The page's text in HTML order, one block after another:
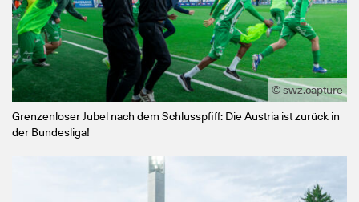
© swz.capture
Grenzenloser Jubel nach dem Schlusspfiff: Die Austria ist zurück in
der Bundesliga!